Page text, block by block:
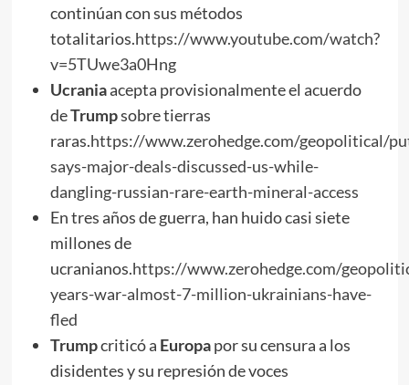
continúan con sus métodos
totalitarios.https://www.youtube.com/watch?
v=5TUwe3a0Hng
Ucraniaacepta provisionalmente el acuerdo
deTrumpsobre tierras
raras.https://www.zerohedge.com/geopolitical/
says-major-deals-discussed-us-while-
dangling-russian-rare-earth-mineral-access
En tres años de guerra, han huido casi siete
millones de
ucranianos.https://www.zerohedge.com/
years-war-almost-7-million-ukrainians-have-
fled
Trumpcriticó a Europapor su censura a los
disidentes y su represión de voces